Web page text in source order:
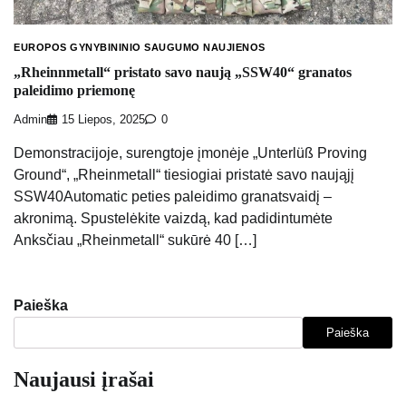
EUROPOS GYNYBININIO SAUGUMO NAUJIENOS
„Rheinnmetall“ pristato savo naują „SSW40“ granatos
paleidimo priemonę
Admin 15 Liepos, 2025 0
Demonstracijoje, surengtoje įmonėje „Unterlüß Proving
Ground“, „Rheinmetall“ tiesiogiai pristatė savo naująjį
SSW40Automatic peties paleidimo granatsvaidį –
akronimą. Spustelėkite vaizdą, kad padidintumėte
Anksčiau „Rheinmetall“ sukūrė 40 […]
Paieška
Paieška
Naujausi įrašai